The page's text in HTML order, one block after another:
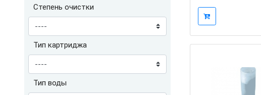
Степень очистки
Тип картриджа
Тип воды